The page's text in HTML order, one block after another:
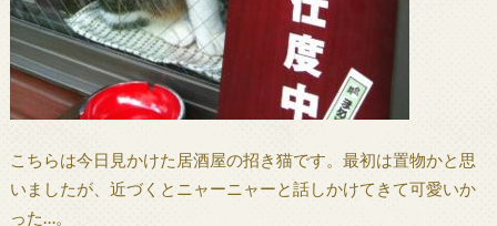
こちらは今日見かけた居酒屋の招き猫です。最初は置物かと思
いましたが、近づくとニャーニャーと話しかけてきて可愛いか
った…。